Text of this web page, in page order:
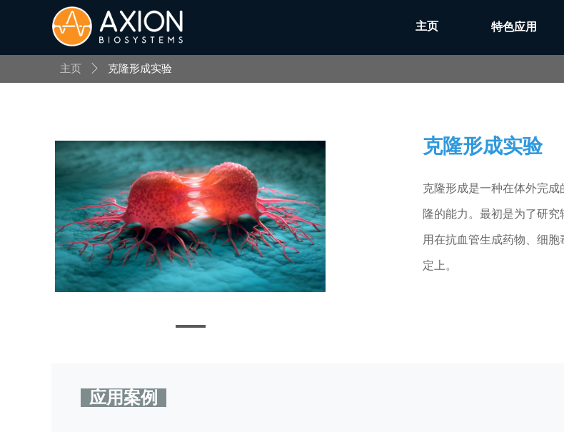
主页 特色应用
主页 ꄲ 克隆形成实验
克隆形成是一种在体外完
隆的能力。最初是为了研
用在抗血管生成药物、细
定上。
克隆形成实验
应用案例